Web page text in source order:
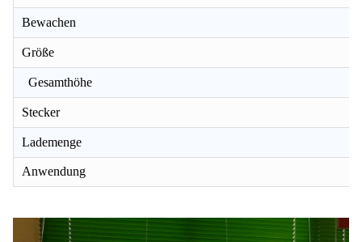
Bewachen
Größe
Gesamthöhe
Stecker
Lademenge
Anwendung